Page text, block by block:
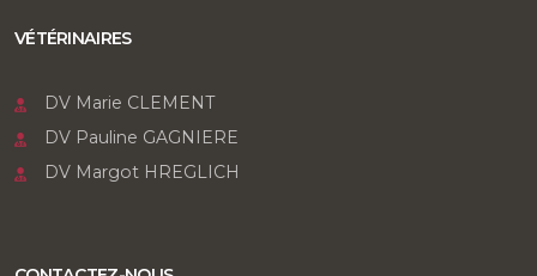
VÉTÉRINAIRES
DV Marie CLEMENT
DV Pauline GAGNIERE
DV Margot HREGLICH